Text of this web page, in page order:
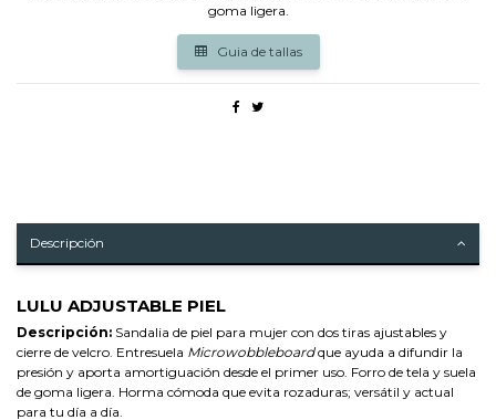
goma ligera.
Guia de tallas
Descripción
LULU ADJUSTABLE PIEL
Descripción: Sandalia de piel para mujer con dos tiras ajustables y
cierre de velcro. Entresuela Microwobbleboardque ayuda a difundir la
presión y aporta amortiguación desde el primer uso. Forro de tela y suela
de goma ligera. Horma cómoda que evita rozaduras; versátil y actual
para tu día a día.